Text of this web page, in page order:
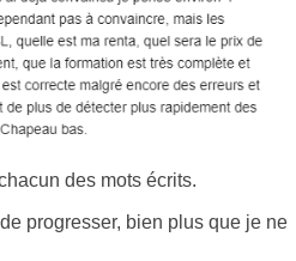
des mots écrits.
progresser, bien plus que je ne